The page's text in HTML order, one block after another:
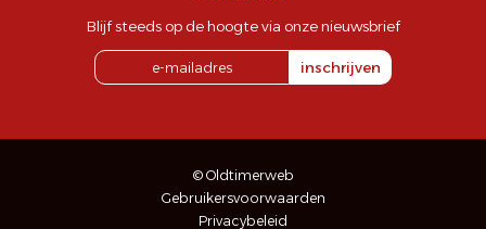
Blijf steeds op de hoogte via onze nieuwsbrief
inschrijven
© Oldtimerweb
Gebruikersvoorwaarden
Privacybeleid